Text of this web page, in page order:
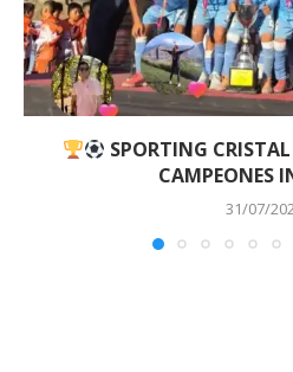
SPORTING
CAMPEONES
31/07/